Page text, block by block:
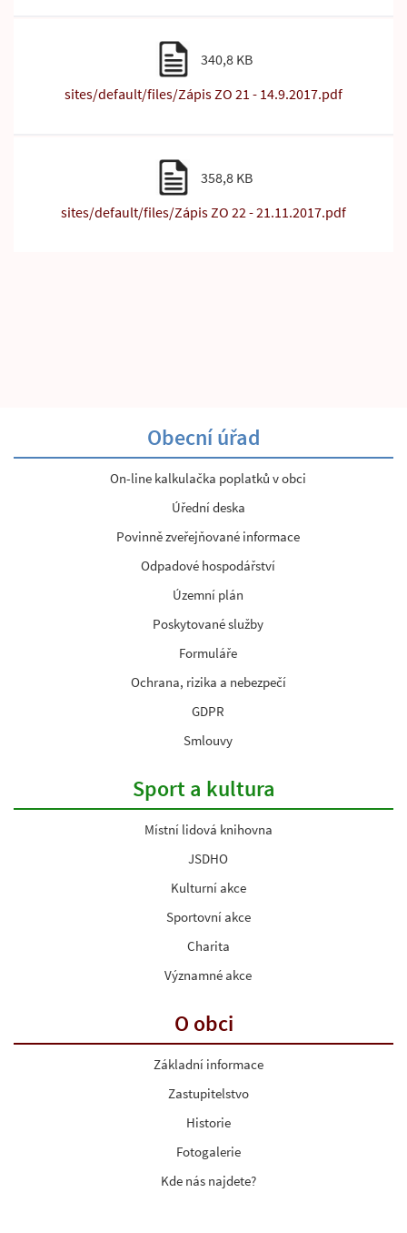
340,8 KB
sites/default/files/Zápis ZO 21 - 14.9.2017.pdf
358,8 KB
sites/default/files/Zápis ZO 22 - 21.11.2017.pdf
Obecní úřad
On-line kalkulačka poplatků v obci
Úřední deska
Povinně zveřejňované informace
Odpadové hospodářství
Územní plán
Poskytované služby
Formuláře
Ochrana, rizika a nebezpečí
GDPR
Smlouvy
Sport a kultura
Místní lidová knihovna
JSDHO
Kulturní akce
Sportovní akce
Charita
Významné akce
O obci
Základní informace
Zastupitelstvo
Historie
Fotogalerie
Kde nás najdete?